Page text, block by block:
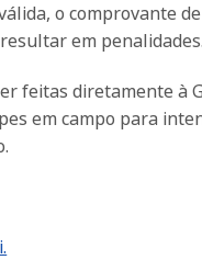
o comprovante
em penalidades.
feitas diretamente à
em campo para